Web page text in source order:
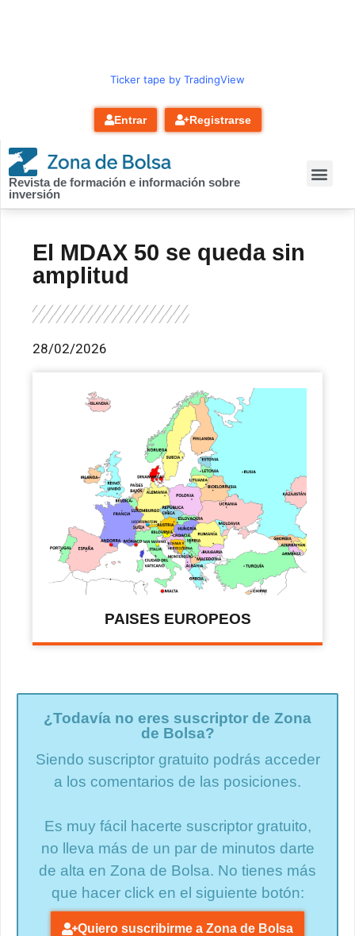
Ticker tape by TradingView
Entrar Registrarse
Revista de formación e información sobre
inversión
El MDAX 50 se queda sin
amplitud
28/02/2026
PAISES EUROPEOS
¿Todavía no eres suscriptor de Zona
de Bolsa?
Siendo suscriptor gratuito podrás acceder
a los comentarios de las posiciones.
Es muy fácil hacerte suscriptor gratuito,
no lleva más de un par de minutos darte
de alta en Zona de Bolsa. No tienes más
que hacer click en el siguiente botón:
Quiero suscribirme a Zona de Bolsa